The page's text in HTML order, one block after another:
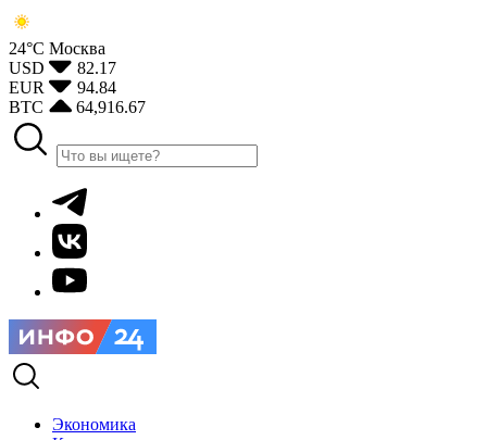
24°С Москва
USD
82.17
EUR
94.84
BTC
64,916.67
Экономика